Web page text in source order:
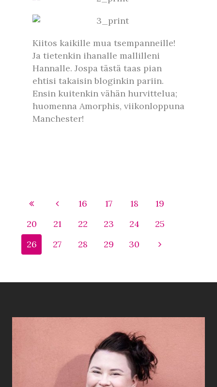
Kiitos kaikille mua tsempanneille!
Ja tietenkin ihanalle mallilleni
Hannalle. Jospa tästä taas pian
ehtisi takaisin bloginkin pariin.
Ensin kuitenkin vähän hurvittelua;
huomenna Amorphis, viikonloppuna
Manchester!
16 17 18
19
20
21 22 23 24
25
26
27 28 29 30